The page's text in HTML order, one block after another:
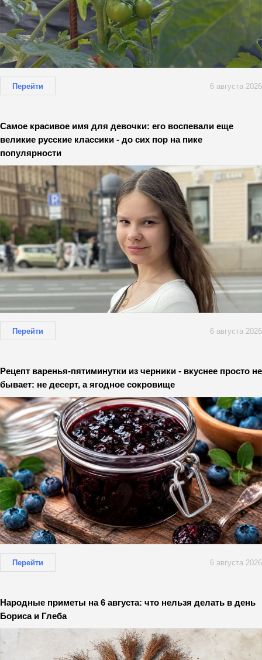
Перейти 6 августа 2026
Самое красивое имя для девочки: его воспевали еще
великие русские классики - до сих пор на пике
популярности
Перейти 6 августа 2026
Рецепт варенья-пятиминутки из черники - вкуснее просто не
бывает: не десерт, а ягодное сокровище
Перейти 6 августа 2026
Народные приметы на 6 августа: что нельзя делать в день
Бориса и Глеба